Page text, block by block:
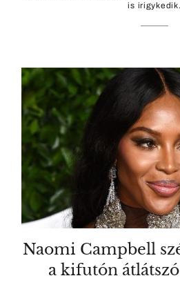
is irigykedik.
Naomi Campbell
a kifutón